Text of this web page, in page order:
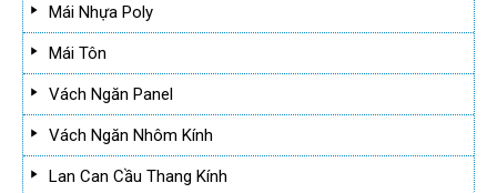
Mái Nhựa Poly
Mái Tôn
Vách Ngăn Panel
Vách Ngăn Nhôm Kính
Lan Can Cầu Thang Kính